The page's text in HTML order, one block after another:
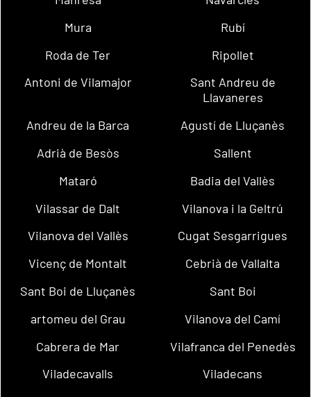
Mura
Rubí
Roda de Ter
Ripollet
Antoni de Vilamajor
Sant Andreu de
Llavaneres
Andreu de la Barca
Agustí de Lluçanès
Adrià de Besòs
Sallent
Mataró
Badia del Vallès
Vilassar de Dalt
Vilanova i la Geltrú
Vilanova del Vallès
Cugat Sesgarrigues
Vicenç de Montalt
Cebrià de Vallalta
Sant Boi de Lluçanès
Sant Boi
artomeu del Grau
Vilanova del Camí
Cabrera de Mar
Vilafranca del Penedès
Viladecavalls
Viladecans